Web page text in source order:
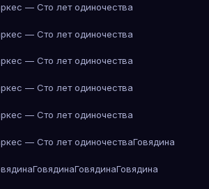
— Сто лет одиночества
— Сто лет одиночества
— Сто лет одиночества
— Сто лет одиночества
— Сто лет одиночества
— Сто лет одиночестваГовядина
ГовядинаГовядинаГовядина